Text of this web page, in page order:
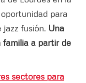
para
fusión. Una
familia a partir de
sectores para